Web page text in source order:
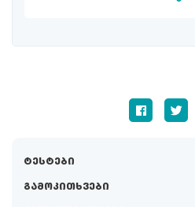
ტესტები
გამოკითხვები